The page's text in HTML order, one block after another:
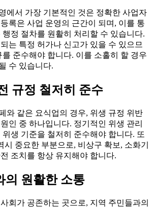
에서 가장 기본적인 것은 정확한 사업자
록은 사업 운영의 근간이 되며, 이를 통
정 절차를 원활히 처리할 수 있습니다.
는 특정 허가나 신고가 있을 수 있으므
를 준수해야 합니다. 이를 소홀히 할 경우
수 있습니다.
규정 철저히 준수
와 같은 요식업의 경우, 위생 규정 위반
인 중 하나입니다. 정기적인 위생 관리
생 기준을 철저히 준수해야 합니다. 또
시 중요한 부분으로, 비상구 확보, 소화기
조치를 항상 유지해야 합니다.
의 원활한 소통
회가 공존하는 곳으로, 지역 주민들과의